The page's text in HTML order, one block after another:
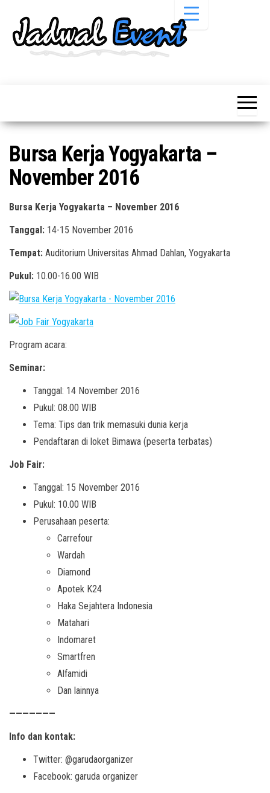
Pameran,
Acara &
Promo
Terbaru
Pameran,
Bazaar,
Workshop,
Job Fair,
Lomba dll.
Bursa Kerja Yogyakarta –
November 2016
Bursa Kerja Yogyakarta – November 2016
Tanggal: 14-15 November 2016
Tempat: Auditorium Universitas Ahmad Dahlan, Yogyakarta
Pukul: 10.00-16.00 WIB
Program acara:
Seminar:
Tanggal: 14 November 2016
Pukul: 08.00 WIB
Tema: Tips dan trik memasuki dunia kerja
Pendaftaran di loket Bimawa (peserta terbatas)
Job Fair:
Tanggal: 15 November 2016
Pukul: 10.00 WIB
Perusahaan peserta:
Carrefour
Wardah
Diamond
Apotek K24
Haka Sejahtera Indonesia
Matahari
Indomaret
Smartfren
Alfamidi
Dan lainnya
———————
Info dan kontak:
Twitter: @garudaorganizer
Facebook: garuda organizer